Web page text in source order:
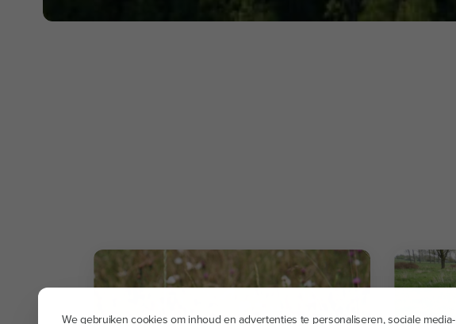
We gebruiken cookies om inhoud en advertenties te personaliseren, sociale media-